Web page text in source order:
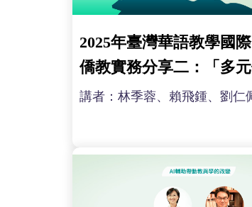
2025年臺灣華語教學國
僑教實務分享二：「多
展」
講者：林季蓉、賴飛鍾、劉仁